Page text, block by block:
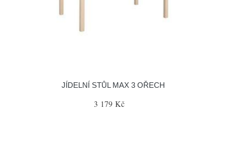
JÍDELNÍ STŮL MAX 3 OŘECH
3 179 Kč